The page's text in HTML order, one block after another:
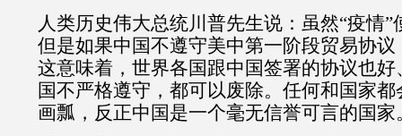
人类历史伟大总统川普先生说：虽然“疫情
但是如果中国不遵守美中第一阶段贸易协
这意味着，世界各国跟中国签署的协议也
国不严格遵守，都可以废除。任何和国家
画瓢，反正中国是一个毫无信誉可言的国家